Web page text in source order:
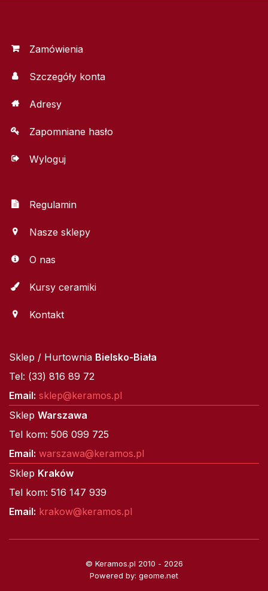
Zamówienia
Szczegóły konta
Adresy
Zapomniane hasło
Wyloguj
Regulamin
Nasze sklepy
O nas
Kursy ceramiki
Kontakt
Sklep / Hurtownia Bielsko-Biała
Tel: (33) 816 89 72
Email: sklep@keramos.pl
Sklep Warszawa
Tel kom: 506 099 725
Email: warszawa@keramos.pl
Sklep Kraków
Tel kom: 516 147 939
Email: krakow@keramos.pl
© Keramos.pl 2010 - 2026
Powered by: geome.net